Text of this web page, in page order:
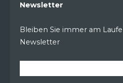
Newsletter
Bleiben Sie immer am
Newsletter